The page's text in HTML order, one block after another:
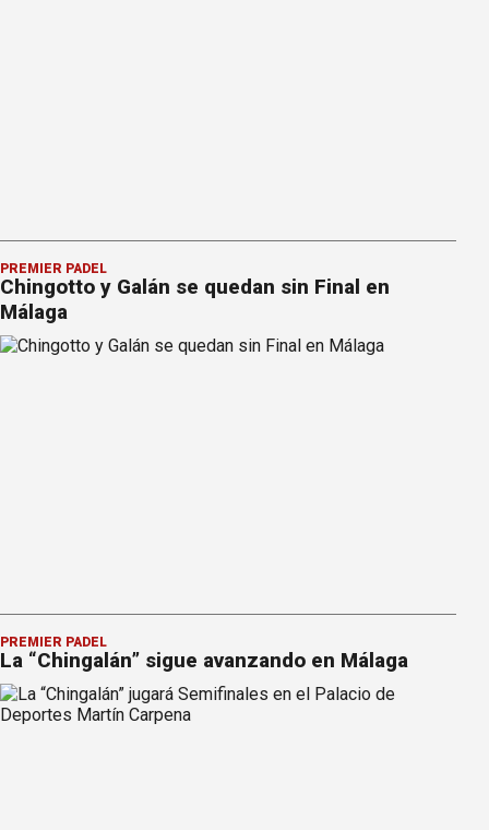
PREMIER PÁDEL
Chingotto y Galán se quedan sin Final en
Málaga
PREMIER PÁDEL
La “Chingalán” sigue avanzando en Málaga